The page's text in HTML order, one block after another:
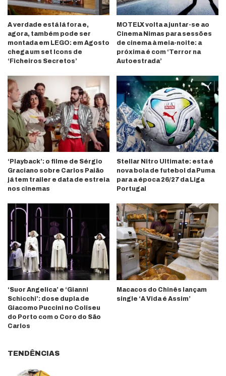
A verdade está lá fora e,
agora, também pode ser
montada em LEGO: em Agosto
chega um set Icons de
‘Ficheiros Secretos’
MOTELX volta a juntar-se ao
Cinema Nimas para sessões
de cinema à meia-noite: a
próxima é com ‘Terror na
Autoestrada’
‘Playback’: o filme de Sérgio
Graciano sobre Carlos Paião
já tem trailer e data de estreia
nos cinemas
Stellar Nitro Ultimate: esta é
nova bola de futebol da Puma
para a época 26/27 da Liga
Portugal
‘Suor Angelica’ e ‘Gianni
Schicchi’: dose dupla de
Giacomo Puccini no Coliseu
do Porto com o Coro do São
Carlos
Macacos do Chinês lançam
single ‘A Vida é Assim’
TENDÊNCIAS